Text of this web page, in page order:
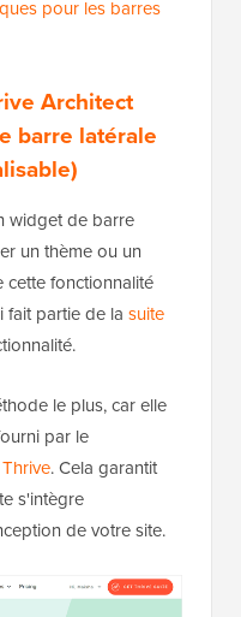
pour les barres
Architect
barre latérale
widget de barre
un thème ou un
fonctionnalité
fait partie de la suite
le plus, car elle
par le
Thrive. Cela garantit
s'intègre
de votre site.